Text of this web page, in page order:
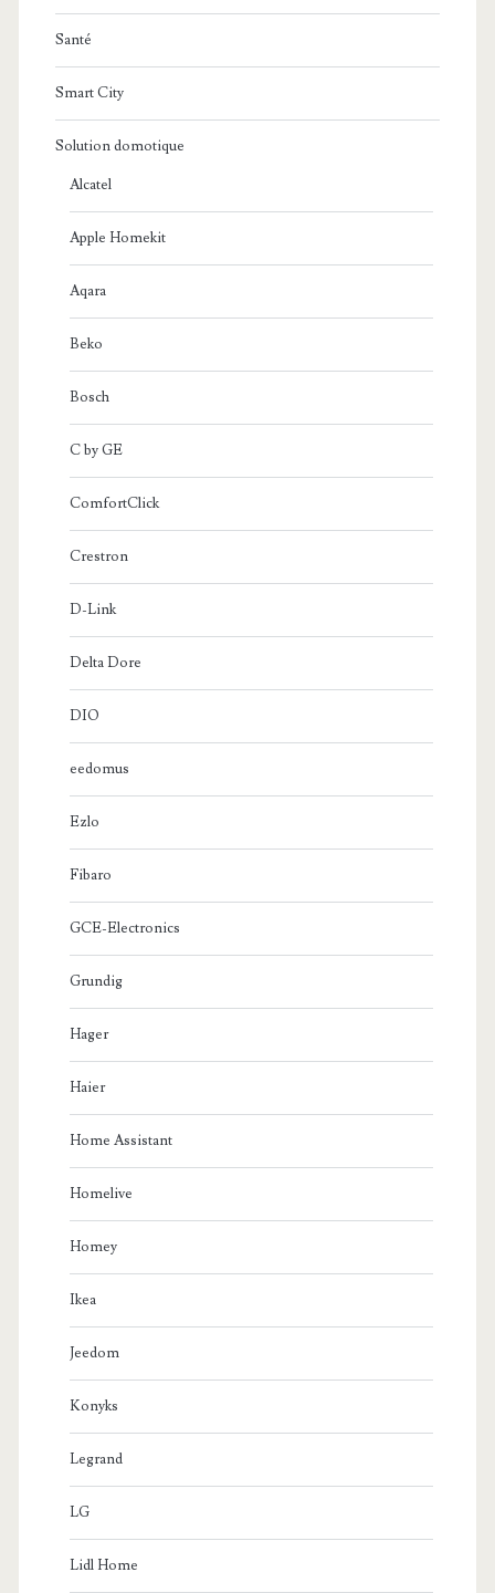
Santé
Smart City
Solution domotique
Alcatel
Apple Homekit
Aqara
Beko
Bosch
C by GE
ComfortClick
Crestron
D-Link
Delta Dore
DIO
eedomus
Ezlo
Fibaro
GCE-Electronics
Grundig
Hager
Haier
Home Assistant
Homelive
Homey
Ikea
Jeedom
Konyks
Legrand
LG
Lidl Home